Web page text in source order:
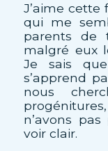
J’aime
qui me
parents de
malgré eux
Je sais
s’apprend
nous
n’avons
voir clair.